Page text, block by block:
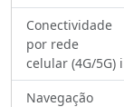
Conectividade
por rede
celular (4G/5G) ℹ️
Navegação